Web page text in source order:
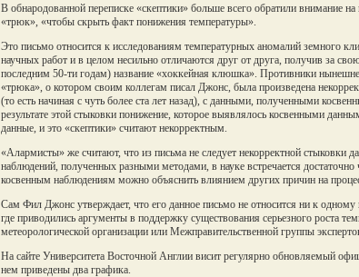
В обнародованной переписке «скептики» больше всего обратили внимание
«трюк», «чтобы скрыть факт понижения температуры».
Это письмо относится к исследованиям температурных аномалий земного
научных работ и в целом несильно отличаются друг от друга, получив за
последним 50-ти годам) название «хоккейная клюшка». Противники
«трюка», о котором своим коллегам писал Джонс, была произведена
(то есть начиная с чуть более ста лет назад), с данными, полученными
результате этой стыковки понижение, которое выявлялось косвенными
данные, и это «скептики» считают некорректным.
«Алармисты» же считают, что из письма не следует некорректной стыковки
наблюдений, полученных разными методами, в науке встречается
косвенным наблюдениям можно объяснить влиянием других причин на
Сам Фил Джонс утверждает, что его данное письмо не относится ни к одному
где приводились аргументы в поддержку существования серьезного роста
метеорологической организации или Межправительственной группы
На сайте Университета Восточной Англии висит регулярно обновляемый
нем приведены два графика.